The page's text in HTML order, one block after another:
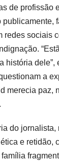
de profissão
publicamente,
redes sociais
história dele”,
a
merecia paz,
do jornalista,
e retidão,